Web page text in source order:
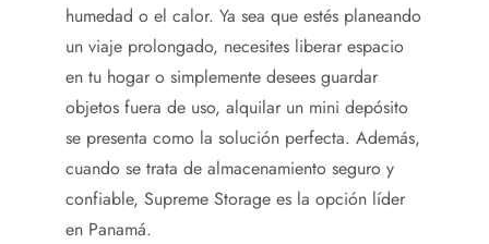
humedad o el calor. Ya sea que estés planeando
un viaje prolongado, necesites liberar espacio
en tu hogar o simplemente desees guardar
objetos fuera de uso, alquilar un mini depósito
se presenta como la solución perfecta. Además,
cuando se trata de almacenamiento seguro y
confiable, Supreme Storage es la opción líder
en Panamá.